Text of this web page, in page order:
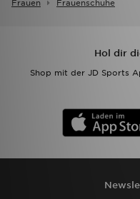
Frauen Frauenschuhe
Hol dir
Shop mit der JD Sports